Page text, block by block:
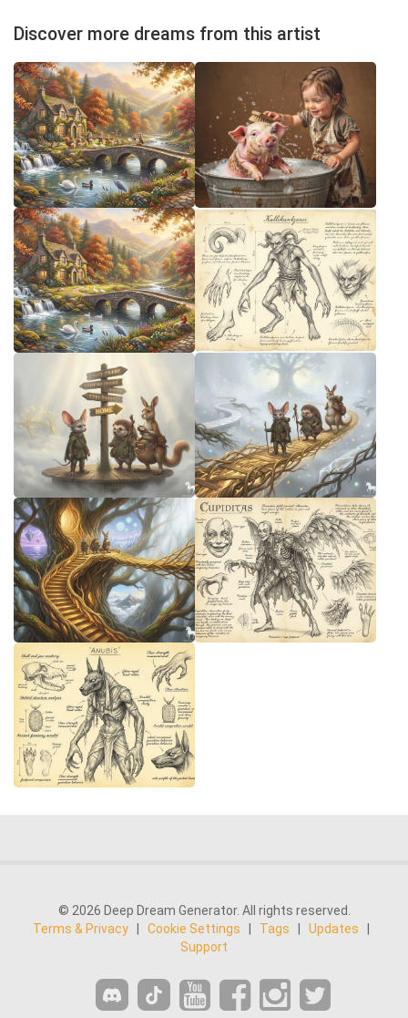
Discover more dreams from this artist
© 2026 Deep Dream Generator. All rights reserved.
Terms & Privacy
Cookie Settings Tags Updates
Support